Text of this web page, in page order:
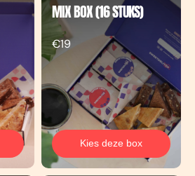
MIX BOX (16 STUKS)
€19
Kies deze box